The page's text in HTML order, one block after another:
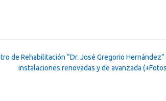
de Rehabilitación “Dr. José Gregorio Hernández”
instalaciones renovadas y de avanzada